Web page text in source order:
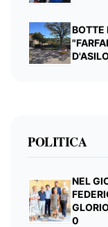
BOTTE
POLITICA
NEL
0